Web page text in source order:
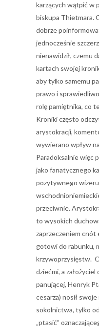
karzących wątpić w
biskupa Thietmara.
dobrze
jednocześnie
nienawidził, czemu
kartach swojej
aby tylko samemu
prawo i
rolę pamiętnika, co
Kroniki często
arystokracji,
wywierano wpływ
Paradoksalnie więc
jako fanatycznego
pozytywnego
przeciwnie.
to wysokich
zaprzeczeniem cnót
gotowi do rabunku,
krzywoprzysięstw.
dziećmi, a
panującej, Henryk
cesarza) nosił
sokolnictwa, tylko
„ptasić”